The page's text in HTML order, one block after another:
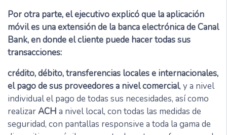
Por otra parte, el ejecutivo explicó que la aplicación
móvil es una extensión de la banca electrónica de Canal
Bank, en donde el cliente puede hacer todas sus
transacciones:
crédito, débito, transferencias locales e internacionales,
el pago de sus proveedores a nivel comercial, y a nivel
individual el pago de todas sus necesidades, así como
realizarACH a nivel local, con todas las medidas de
seguridad, con pantallas responsive a toda la gama de